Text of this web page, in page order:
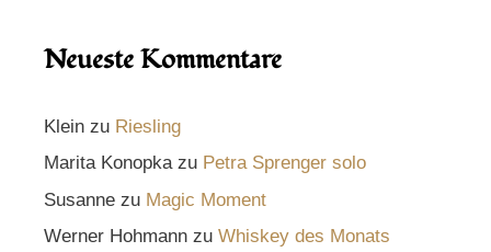
Neueste Kommentare
Klein zu Riesling
Marita Konopkazu Petra Sprenger solo
Susanne zu Magic Moment
Werner Hohmann zu Whiskey des Monats